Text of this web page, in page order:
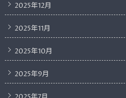
2025年12月
2025年11月
2025年10月
2025年9月